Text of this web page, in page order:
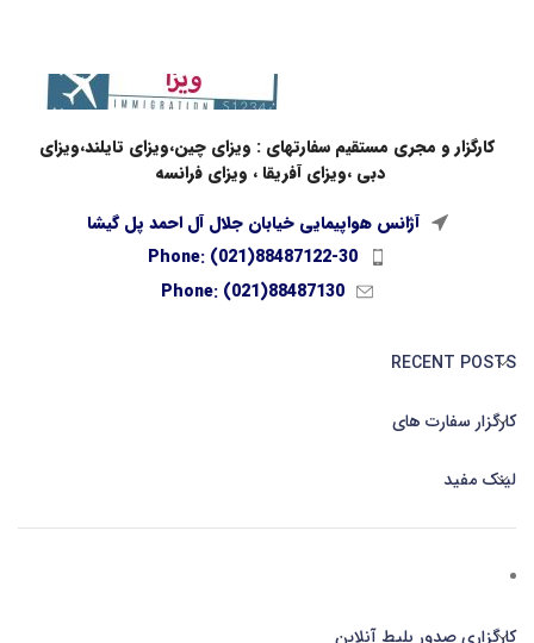
کارگزار و مجری مستقیم سفارتهای : ویزای چین،ویزای تایلند،ویزای
دبی ،ویزای آفریقا ، ویزای فرانسه
آژانس هواپیمایی خیابان جلال آل احمد پل گیشا
Phone: (021)88487122-30
Phone: (021)88487130
RECENT POSTS
کارگزار سفارت های
لینک مفید
کارگزاری صدور بلیط آنلاین